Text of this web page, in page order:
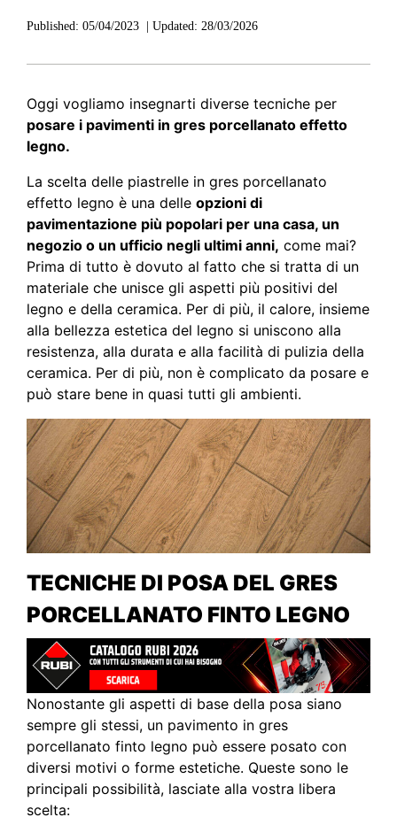
Published: 05/04/2023 Updated: 28/03/2026
Oggi vogliamo insegnarti diverse tecniche per
posare i pavimenti in gres porcellanato effetto
legno.
La scelta delle piastrelle in gres porcellanato
effetto legno è una delle opzioni di
pavimentazione più popolari per una casa, un
negozio o un ufficio negli ultimi anni, come mai?
Prima di tutto è dovuto al fatto che si tratta di un
materiale che unisce gli aspetti più positivi del
legno e della ceramica. Per di più, il calore, insieme
alla bellezza estetica del legno si uniscono alla
resistenza, alla durata e alla facilità di pulizia della
ceramica. Per di più, non è complicato da posare e
può stare bene in quasi tutti gli ambienti.
TECNICHE DI POSA DEL GRES
PORCELLANATO FINTO LEGNO
Nonostante gli aspetti di base della posa siano
sempre gli stessi, un pavimento in gres
porcellanato finto legno può essere posato con
diversi motivi o forme estetiche. Queste sono le
principali possibilità, lasciate alla vostra libera
scelta: